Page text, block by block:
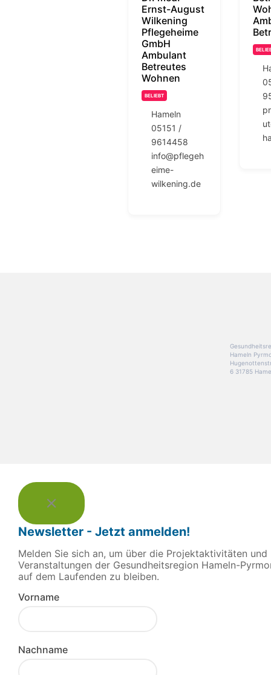
Ernst-August
Wilkening
Pflegeheime
GmbH
Ambulant
Betreutes
Wohnen
BELIEBT
Hameln
05151 /
9614458
info@pflegeh
eime-
wilkening.de
Hameln
6 31785
Newsletter - Jetzt anmelden!
Melden Sie sich an, um über die Projektaktivitäten und
Veranstaltungen der Gesundheitsregion Hameln-
auf dem Laufenden zu bleiben.
Vorname
Nachname